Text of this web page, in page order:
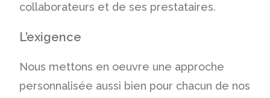
collaborateurs et de ses prestataires.
L’exigence
Nous mettons en oeuvre une approche
personnalisée aussi bien pour chacun de nos